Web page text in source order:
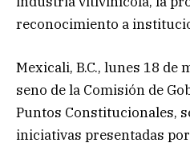
reconocimiento a
Mexicali, B.C., lunes 18 de
seno de la Comisión de
Puntos Constitucionales,
iniciativas presentadas